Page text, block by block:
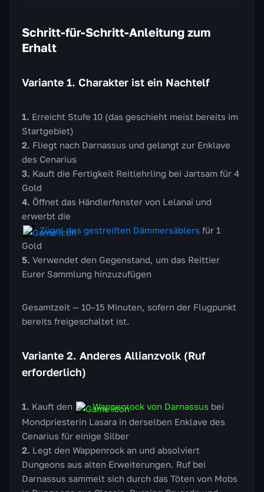
Schritt-für-Schritt-Anleitung zum
Erhalt
Variante 1. Charakter ist ein Nachtelf
Erreicht Stufe 10 (das geschieht meist bereits im
Startgebiet)
Fliegt nach Darnassus und gelangt zur Enklave
des Cenarius
Kauft die Fertigkeit Reitlehrling bei Jartsam für 4
Gold
Öffnet das Händlerfenster von Lelanai und
erwerbt die
Zügel des gestreiften Dämmersäblers für 1
Gold
Verwendet den Gegenstand, um das Reittier
Eurer Sammlung hinzuzufügen
Gesamtzeit — 10–15 Minuten, sofern der Flugpunkt
bereits freigeschaltet ist.
Variante 2. Anderes Allianzvolk (Ruf
erforderlich)
Kauft den Wappenrock von Darnassus bei
Mondpriesterin Lasara in derselben Enklave des
Cenarius für einige Silber
Legt den Wappenrock an und absolviert
Dungeons aus alten Erweiterungen. Ruf bei
Darnassus sammelt sich durch das Töten von Mobs